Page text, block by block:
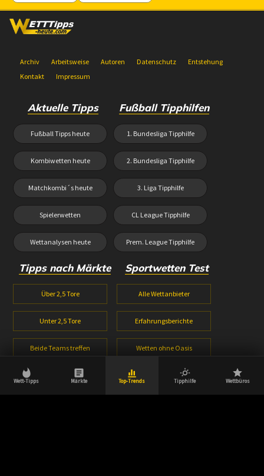
Wett-Tipps Märkte Top-Trends Tipphilfe Wettbüros
Archiv Arbeitsweise Autoren Datenschutz
Entstehung
Kontakt
Impressum
Aktuelle Tipps
Fußball Tipps heute
Kombiwetten heute
Matchkombi´s heute
Spielerwetten
Wettanalysen heute
Fußball Tipphilfen
1. Bundesliga Tipphilfe
2. Bundesliga Tipphilfe
3. Liga Tipphilfe
CL League Tipphilfe
Prem. League Tipphilfe
Tipps nach Märkte
Über 2,5 Tore
Unter 2,5 Tore
Beide Teams treffen
1X2 Wetten
Sportwetten Test
Alle Wettanbieter
Erfahrungsberichte
Wetten ohne Oasis
Wetten ohne Lugas